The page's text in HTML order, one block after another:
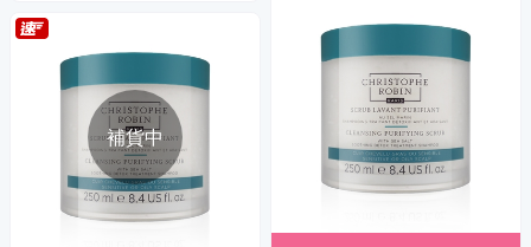
補貨中